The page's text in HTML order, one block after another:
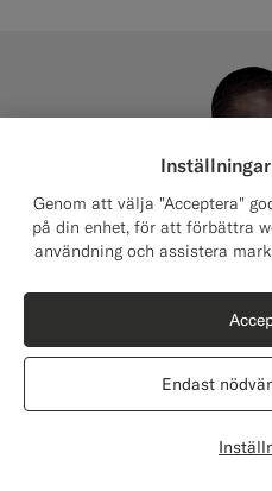
Leverera
innehåll som är
USA
Byt
Genom att välja "Acceptera"
på din enhet, för att förbättra
användning och assistera
Endast